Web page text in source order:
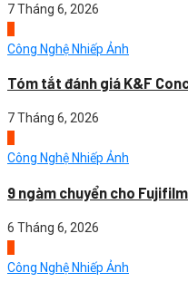
7 Tháng 6, 2026
Công Nghệ Nhiếp Ảnh
Tóm tắt đánh giá K&F
7 Tháng 6, 2026
Công Nghệ Nhiếp Ảnh
9 ngàm chuyển cho Fujifilm
6 Tháng 6, 2026
Công Nghệ Nhiếp Ảnh